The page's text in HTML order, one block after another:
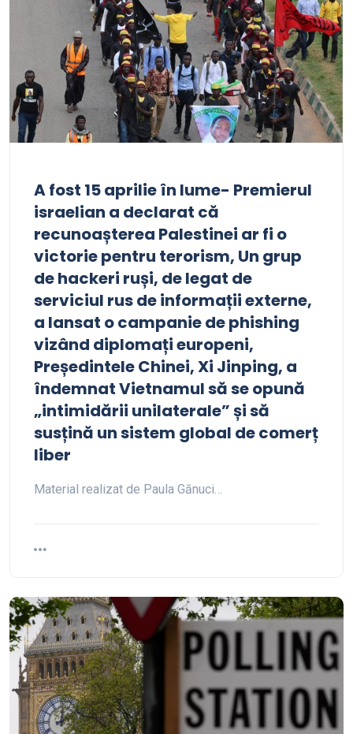
A fost 15 aprilie în lume- Premierul
israelian a declarat că
recunoașterea Palestinei ar fi o
victorie pentru terorism, Un grup
de hackeri ruși, de legat de
serviciul rus de informații externe,
a lansat o campanie de phishing
vizând diplomați europeni,
Președintele Chinei, Xi Jinping, a
îndemnat Vietnamul să se opună
„intimidării unilaterale” și să
susțină un sistem global de comerț
liber
Material realizat de Paula Gănuci…